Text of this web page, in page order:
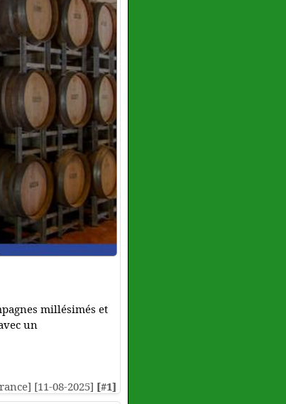
millésimés et
un
[11-08-2025] [#1]